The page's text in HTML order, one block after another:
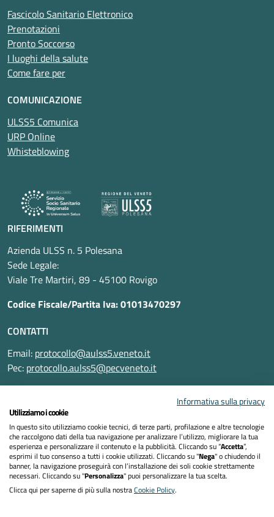
Fascicolo Sanitario Elettronico
Prenotazioni
Pronto Soccorso
I luoghi della salute
Come fare per
COMUNICAZIONE
ULSS5 Comunica
URP Online
Whisteblowing
RIFERIMENTI
Azienda ULSS n. 5 Polesana
Sede Legale:
Viale Tre Martiri, 89 - 45100 Rovigo
Codice Fiscale/Partita Iva: 01013470297
CONTATTI
Email: protocollo@aulss5.veneto.it
Pec: protocollo.aulss5@pecveneto.it
Informativa privacy
Dichiarazione di accessibilità
Informativa sulla privacy
Utilizziamo i cookie
In questo sito utilizziamo cookie tecnici, di terze parti, profilazione e altre tecnologie
che raccolgono dati della tua navigazione per analizzare l’utilizzo, migliorare la tua
esperienza e personalizzare il contenuto e la pubblicità. Cliccando su “Accetta”,
esprimi il tuo consenso a tutti i cookie utilizzati. Cliccando su "Nega" o chiudendo il
banner, la navigazione proseguirà con l’installazione dei soli cookie strettamente
necessari. Cliccando su "Personalizza" puoi personalizzare la tua scelta.
Clicca qui per saperne di più sulla nostraCookie Policy.